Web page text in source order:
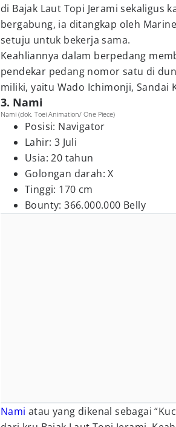
di Bajak Laut Topi Jerami sekaligus
bergabung, ia ditangkap oleh
setuju untuk bekerja sama.
Keahliannya dalam berpedang
pendekar pedang nomor satu di
miliki, yaitu Wado Ichimonji, Sandai
3. Nami
Nami (dok. Toei Animation/ One Piece)
Posisi: Navigator
Lahir: 3 Juli
Usia: 20 tahun
Golongan darah: X
Tinggi: 170 cm
Bounty: 366.000.000 Belly
Nami atau yang dikenal sebagai